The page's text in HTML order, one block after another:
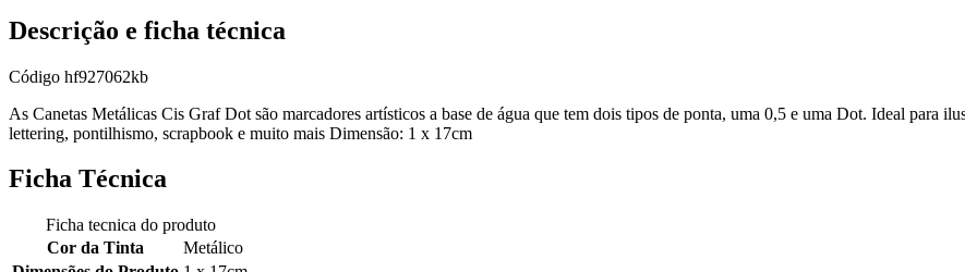
Descrição e ficha técnica
Código hf927062kb
As Canetas Metálicas Cis Graf Dot são marcadores artísticos a base de água que tem dois tipos de ponta, uma 0,5 e uma Dot. Ideal para
lettering, pontilhismo, scrapbook e muito mais Dimensão: 1 x 17cm
Ficha Técnica
Ficha tecnica do produto
Cor da Tinta
Metálico